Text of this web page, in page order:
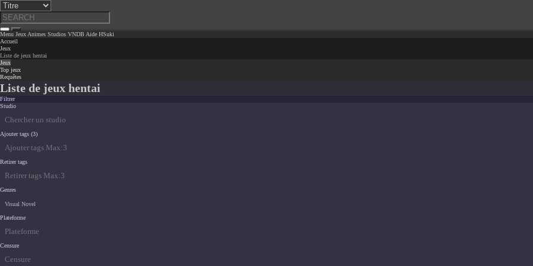
Menu Jeux Animes Studios VNDB Aide HSuki
Accueil
Jeux
Liste de jeux hentai
Jeux
Top jeux
Requêtes
Liste de jeux hentai
Filtrer
Studio
Ajouter tags (3)
Retirer tags
Genres
Visual Novel
Plateforme
Censure